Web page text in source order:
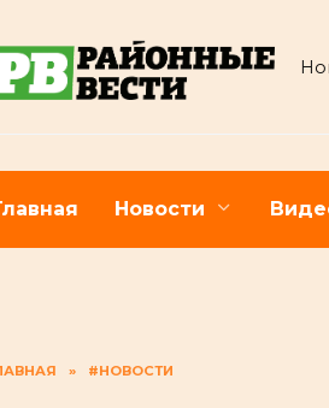
Новости
» #НОВОСТИ